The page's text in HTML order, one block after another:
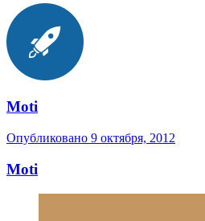
Moti
Опубликовано 9 октября, 2012
Moti